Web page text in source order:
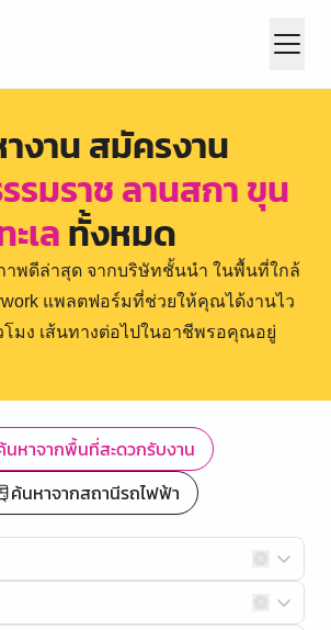
งาน สมัครงาน
รมราช ลานสกา ขุน
ะเลทั้งหมด
พดีล่าสุด จากบริษัทชั้นนำ ในพื้นที่ใกล้
แพลตฟอร์มที่ช่วยให้คุณได้งานไว
โมง เส้นทางต่อไปในอาชีพรอคุณอยู่
นหาจากพื้นที่สะดวกรับงาน
ค้นหาจากสถานีรถไฟฟ้า